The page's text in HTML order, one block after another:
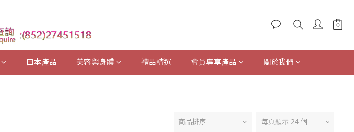
曰本產品 美容與身體 禮品精選 會員專享產品 關於我們
商品排序 每頁顯示 24 個